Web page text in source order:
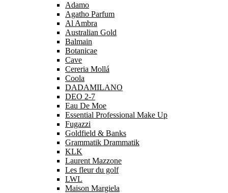
Adamo
Agatho Parfum
Al Ambra
Australian Gold
Balmain
Botanicae
Cave
Cereria Mollá
Coola
DADAMILANO
DEO 2-7
Eau De Moe
Essential Professional Make Up
Fugazzi
Goldfield & Banks
Grammatik Drammatik
KLK
Laurent Mazzone
Les fleur du golf
LWL
Maison Margiela